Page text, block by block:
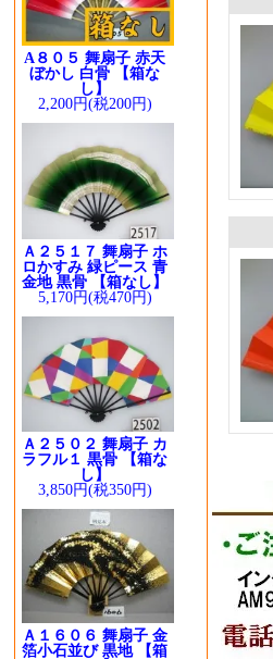
A８０５ 舞扇子 赤天
ぼかし 白骨 【箱な
し】
2,200円(税200円)
Ａ２５１７ 舞扇子 ホ
ロかすみ 緑ピース 青
金地 黒骨 【箱なし】
5,170円(税470円)
Ａ２５０２ 舞扇子 カ
ラフル１ 黒骨 【箱な
し】
3,850円(税350円)
Ａ１６０６ 舞扇子 金
箔小石並び 黒地 【箱